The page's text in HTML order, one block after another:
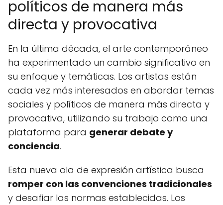
políticos de manera más
directa y provocativa
En la última década, el arte contemporáneo
ha experimentado un cambio significativo en
su enfoque y temáticas. Los artistas están
cada vez más interesados en abordar temas
sociales y políticos de manera más directa y
provocativa, utilizando su trabajo como una
plataforma para generar debate y
conciencia.
Esta nueva ola de expresión artística busca
romper con las convenciones tradicionales
y desafiar las normas establecidas. Los